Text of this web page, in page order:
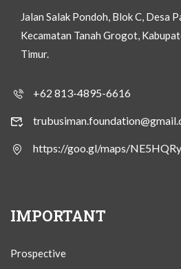
Jalan Salak Pondoh, Blok C, Desa
Kecamatan Tanah Grogot,
Timur.
+62 813-4895-6616
https://goo.gl/maps/
IMPORTANT
Prospective